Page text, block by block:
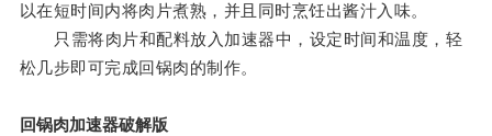
以在短时间内将肉片煮熟，并且同时烹饪出酱汁入味。
只需将肉片和配料放入加速器中，设定时间和温度，轻
松几步即可完成回锅肉的制作。
回锅肉加速器破解版